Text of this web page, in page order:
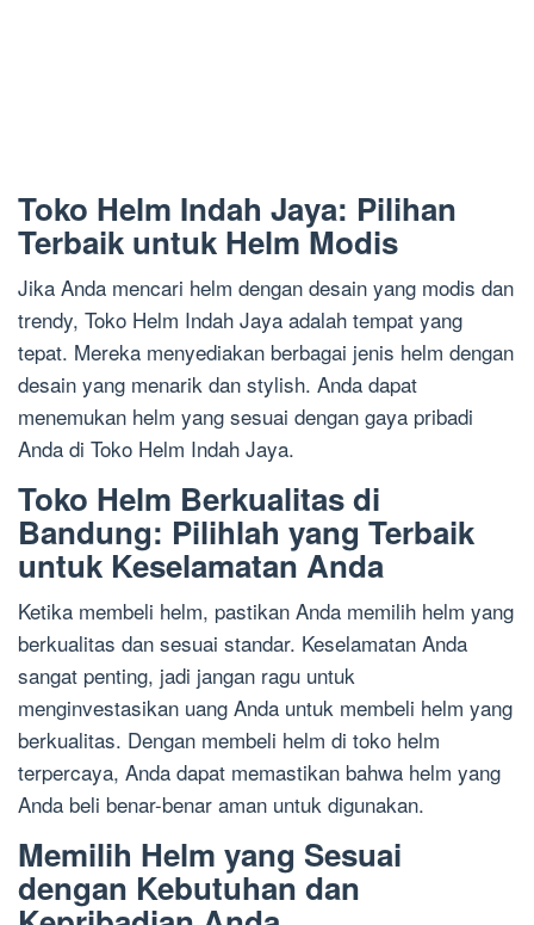
Toko Helm Indah Jaya: Pilihan
Terbaik untuk Helm Modis
Jika Anda mencari helm dengan desain yang modis dan
trendy, Toko Helm Indah Jaya adalah tempat yang
tepat. Mereka menyediakan berbagai jenis helm dengan
desain yang menarik dan stylish. Anda dapat
menemukan helm yang sesuai dengan gaya pribadi
Anda di Toko Helm Indah Jaya.
Toko Helm Berkualitas di
Bandung: Pilihlah yang Terbaik
untuk Keselamatan Anda
Ketika membeli helm, pastikan Anda memilih helm yang
berkualitas dan sesuai standar. Keselamatan Anda
sangat penting, jadi jangan ragu untuk
menginvestasikan uang Anda untuk membeli helm yang
berkualitas. Dengan membeli helm di toko helm
terpercaya, Anda dapat memastikan bahwa helm yang
Anda beli benar-benar aman untuk digunakan.
Memilih Helm yang Sesuai
dengan Kebutuhan dan